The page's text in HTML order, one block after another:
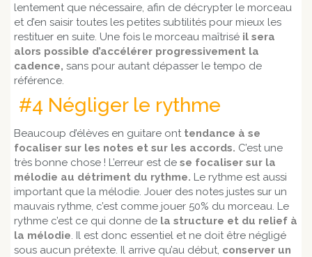
lentement que nécessaire, afin de décrypter le morceau
et d’en saisir toutes les petites subtilités pour mieux les
restituer en suite. Une fois le morceau maîtrisé il sera
alors possible d’accélérer progressivement la
cadence, sans pour autant dépasser le tempo de
référence.
#4 Négliger le rythme
Beaucoup d’élèves en guitare onttendance à se
focaliser sur les notes et sur les accords. C’est une
très bonne chose ! L’erreur est de se focaliser sur la
mélodie au détriment du rythme. Le rythme est aussi
important que la mélodie. Jouer des notes justes sur un
mauvais rythme, c’est comme jouer 50% du morceau. Le
rythme c’est ce qui donne de la structure et du relief à
la mélodie. Il est donc essentiel et ne doit être négligé
sous aucun prétexte. Il arrive qu’au début, conserver un